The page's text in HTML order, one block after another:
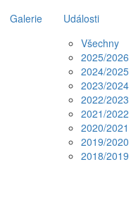
Galerie
Události
Všechny
2025/2026
2024/2025
2023/2024
2022/2023
2021/2022
2020/2021
2019/2020
2018/2019